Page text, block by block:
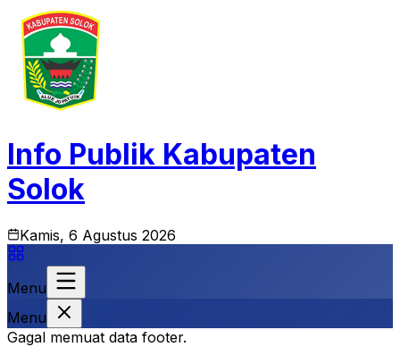
Info Publik Kabupaten
Solok
Kamis, 6 Agustus 2026
Menu
Menu
Gagal memuat data footer.